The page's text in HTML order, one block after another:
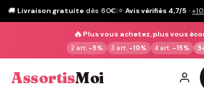
🚚 Livraison gratuite dès 60€|⭐ Avis vérifiés 4,7/5 ·
🔥Plus vous achetez, plus vous
2 art. -5% 3 art. -10% 4 art. -15%
AssortisMoi